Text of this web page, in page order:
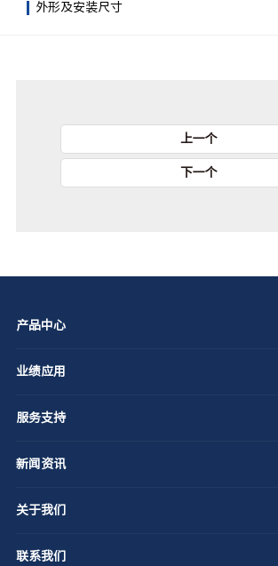
外形及安装尺寸
上一个
下一个
产品中心
业绩应用
服务支持
新闻资讯
关于我们
联系我们